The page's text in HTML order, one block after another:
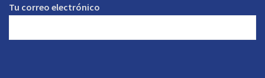
Tu correo electrónico